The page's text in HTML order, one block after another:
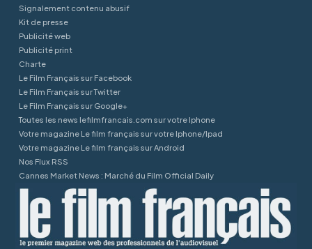
Signalement contenu abusif
Kit de presse
Publicité web
Publicité print
Charte
Le Film Français sur Facebook
Le Film Français sur Twitter
Le Film Français sur Google+
Toutes les news lefilmfrancais.com sur votre Iphone
Votre magazine Le film français sur votre Iphone/Ipad
Votre magazine Le film français sur Android
Nos Flux RSS
Cannes Market News : Marché du Film Official Daily